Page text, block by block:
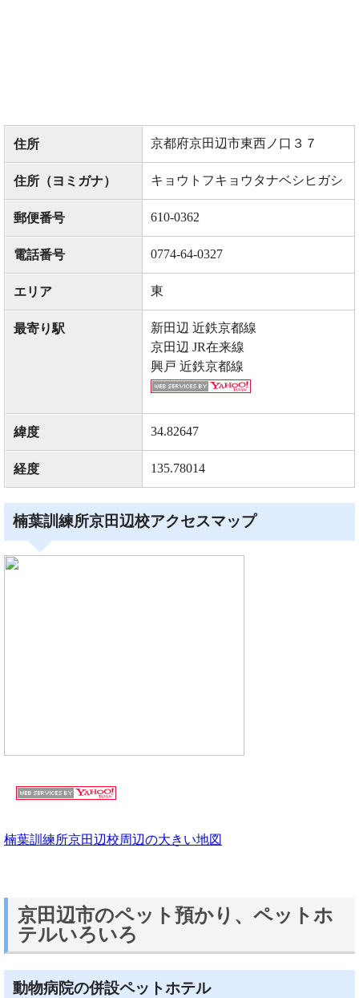
住所 京都府京田辺市東西ノ口３７
住所（ヨミガナ） キョウトフキョウタナベシヒガシ
郵便番号 610-0362
電話番号 0774-64-0327
エリア 東
最寄り駅
新田辺 近鉄京都線
京田辺 JR在来線
興戸 近鉄京都線
緯度 34.82647
経度 135.78014
楠葉訓練所京田辺校アクセスマップ
楠葉訓練所京田辺校周辺の大きい地図
京田辺市のペット預かり、ペットホ
テルいろいろ
動物病院の併設ペットホテル